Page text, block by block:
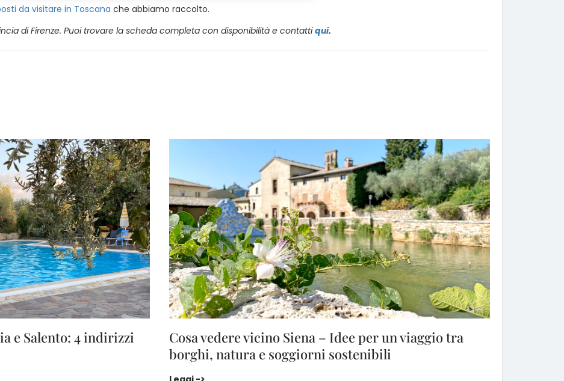
da visitare in Toscana che abbiamo raccolto.
di Firenze. Puoi trovare la scheda completa con disponibilità e contattiqui.
e Salento: 4 indirizzi
Cosa vedere vicino Siena – Idee per un viaggio tra
borghi, natura e soggiorni sostenibili